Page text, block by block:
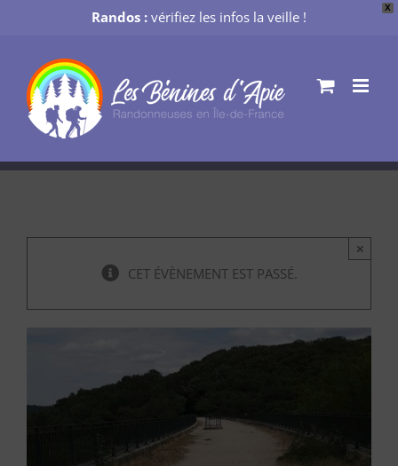
X
Randos : vérifiez les infos la veille !
contenu
CET ÉVÈNEMENT EST PASSÉ.
×